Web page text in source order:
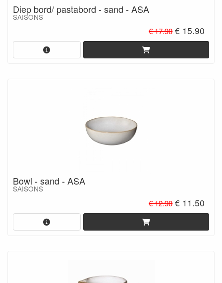
Diep bord/ pastabord - sand - ASA
SAISONS
€ 17.90€ 15.90
Bowl - sand - ASA
SAISONS
€ 12.90€ 11.50